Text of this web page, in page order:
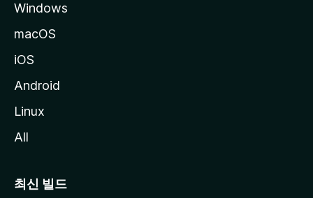
Windows
macOS
iOS
Android
Linux
All
최신 빌드